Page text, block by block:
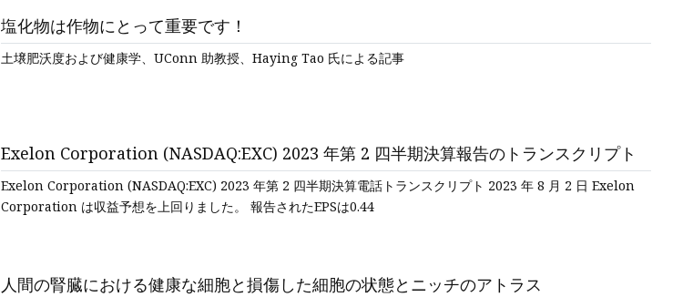
塩化物は作物にとって重要です！
土壌肥沃度および健康学、UConn 助教授、Haying Tao 氏による記事
Exelon Corporation (NASDAQ:EXC) 2023 年第 2 四半期決算報告のトランスクリプト
Exelon Corporation (NASDAQ:EXC) 2023 年第 2 四半期決算電話トランスクリプト 2023 年 8 月 2 日 Exelon
Corporation は収益予想を上回りました。 報告されたEPSは0.44
人間の腎臓における健康な細胞と損傷した細胞の状態とニッチのアトラス